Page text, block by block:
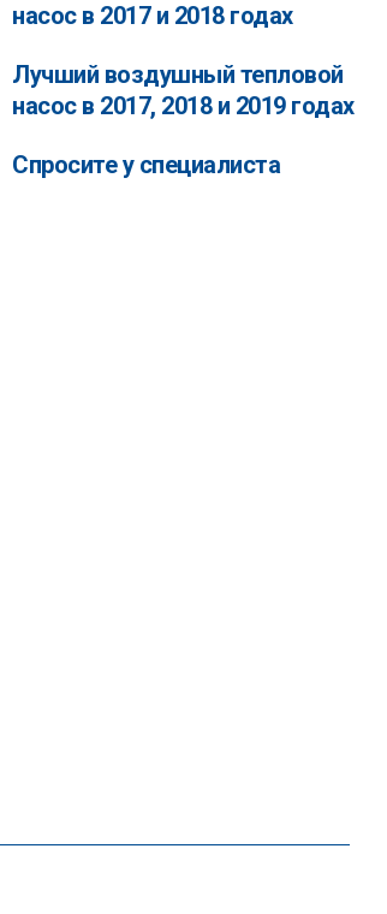
насос в 2017 и 2018 годах
Лучший воздушный тепловой
насос в 2017, 2018 и 2019 годах
Спросите у специалиста